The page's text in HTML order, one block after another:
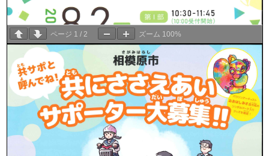
ページ 1 /2 ズーム 100%